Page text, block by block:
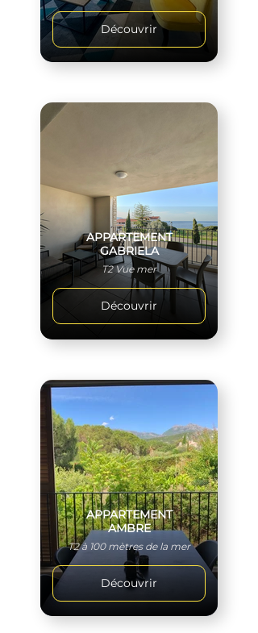
Découvrir
APPARTEMENT
GABRIELA
T2 Vue mer
Découvrir
APPARTEMENT
AMBRE
T2 à 100 mètres de la mer
Découvrir